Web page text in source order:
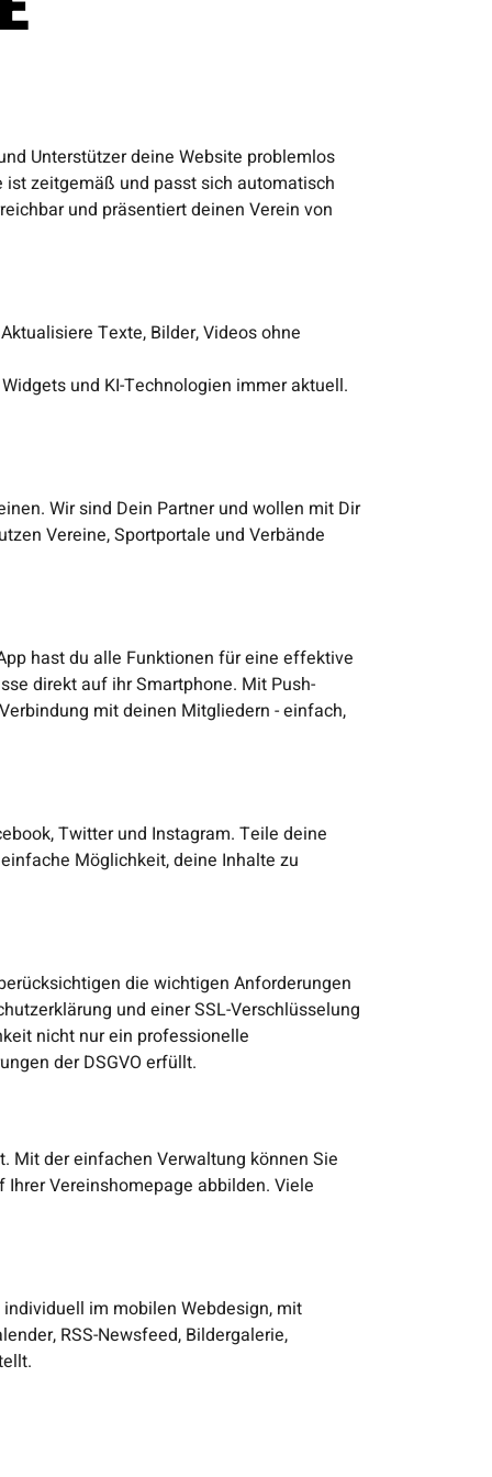
Unterstützer deine Website problemlos
ist zeitgemäß und passt sich automatisch
und präsentiert deinen Verein von
Texte, Bilder, Videos ohne
und KI-Technologien immer aktuell.
Wir sind Dein Partner und wollen mit Dir
Vereine, Sportportale und Verbände
hast du alle Funktionen für eine effektive
direkt auf ihr Smartphone. Mit Push-
mit deinen Mitgliedern - einfach,
Twitter und Instagram. Teile deine
Möglichkeit, deine Inhalte zu
die wichtigen Anforderungen
und einer SSL-Verschlüsselung
nicht nur ein professionelle
der DSGVO erfüllt.
Mit der einfachen Verwaltung können Sie
Vereinshomepage abbilden. Viele
im mobilen Webdesign, mit
RSS-Newsfeed, Bildergalerie,